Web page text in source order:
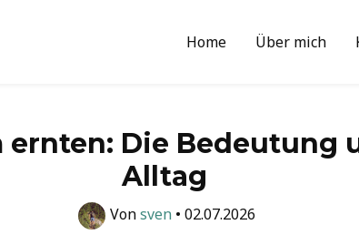
Home Über mich
Die Bedeutung
Alltag
Vonsven • 02.07.2026